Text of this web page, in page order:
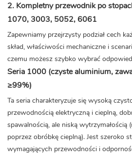
2. Kompletny przewodnik po
1070, 3003, 5052, 6061
Zapewniamy przejrzysty podział cech
skład, właściwości mechaniczne i
czemu możesz szybko wybrać
Seria 1000 (czyste aluminium,
≥99%)
Ta seria charakteryzuje się wysoką
przewodnością elektryczną i cieplną,
spawalnością, ale niską wytrzymałością
poprzez obróbkę cieplną). Jest szeroko
wymagających przewodności i